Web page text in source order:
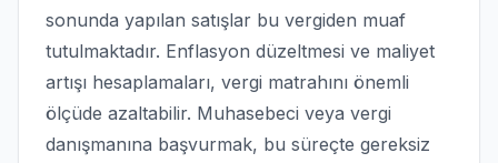
sonunda yapılan satışlar bu vergiden muaf
tutulmaktadır. Enflasyon düzeltmesi ve maliyet
artışı hesaplamaları, vergi matrahını önemli
ölçüde azaltabilir. Muhasebeci veya vergi
danışmanına başvurmak, bu süreçte gereksiz